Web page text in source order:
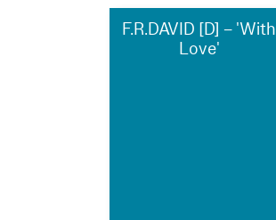
F.R.DAVID [D] – 'With
Love'